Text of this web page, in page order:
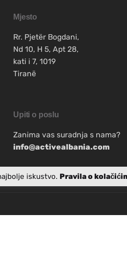
Mjesto
Rr. Pjetër Bogdani,
Nd 10, H 5, Apt 28,
kati i 7, 1019
Tiranë
Upiti o poslu
Zanima vas suradnja s nama?
info@activealbania.com
iskustvo. Pravila o